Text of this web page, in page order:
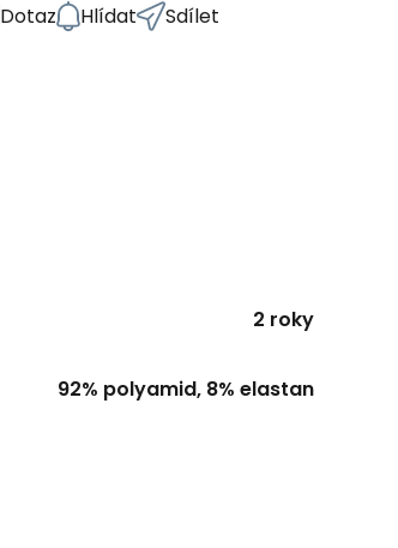
Dotaz Hlídat Sdílet
2 roky
92% polyamid, 8% elastan